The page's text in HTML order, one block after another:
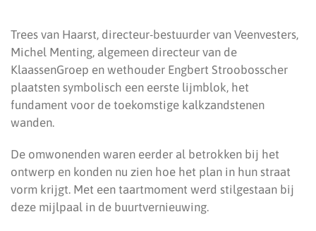
Trees van Haarst, directeur-bestuurder van Veenvesters,
Michel Menting, algemeen directeur van de
KlaassenGroep en wethouder Engbert Stroobosscher
plaatsten symbolisch een eerste lijmblok, het
fundament voor de toekomstige kalkzandstenen
wanden.
De omwonenden waren eerder al betrokken bij het
ontwerp en konden nu zien hoe het plan in hun straat
vorm krijgt. Met een taartmoment werd stilgestaan bij
deze mijlpaal in de buurtvernieuwing.